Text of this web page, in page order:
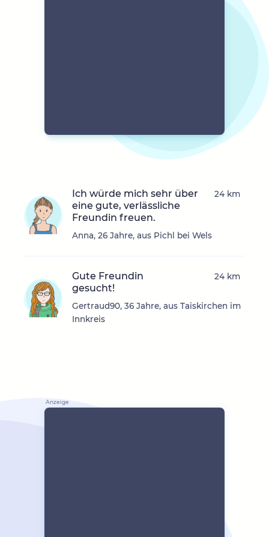
Ich würde mich sehr über
eine gute, verlässliche
Freundin freuen.
Anna, 26 Jahre, aus Pichl bei Wels
24 km
Gute Freundin
gesucht!
Gertraud90, 36 Jahre, aus Taiskirchen im
Innkreis
24 km